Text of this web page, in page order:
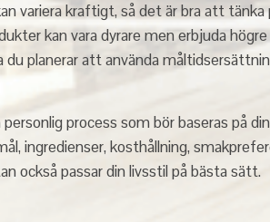
variera kraftigt, så det är bra att tänka
kan vara dyrare men erbjuda
planerar att använda
process som bör baseras på
ingredienser, kosthållning,
också passar din livsstil på bästa sätt.